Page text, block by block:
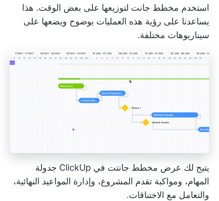
استخدم مخطط جانت لتوزيعها على بعض الوقت. هذا
يساعدنا على رؤية هذه العمليات بوضوح ويضعها على
سيناريوهات مختلفة.
يتيح لك عرض مخطط جانتت في ClickUp جدولة
المهام، ومواكبة تقدم المشروع، وإدارة المواعيد النهائية،
والتعامل مع الاختناقات.